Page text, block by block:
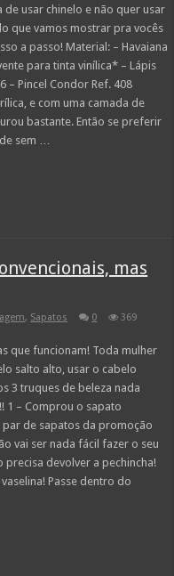
de usar chinelo e não quer usar
que vamos mostrar pra vocês
a passo! Material: – Havaiana
para tinta vinílica* – Lápis
– Pincel Condor Ref. 408
e com uma camada de
bastante. Então se preferir
sem …
mas
, Sapatos 0 369
que funcionam! Toda mulher
salto alto, usar o cabelo
3 truques de beleza nada
1 – Comprou o sapato
de sapatos da promoção
vai ser nada fácil fazer o seu
precisa devolver a pechincha!
Passe dentro do